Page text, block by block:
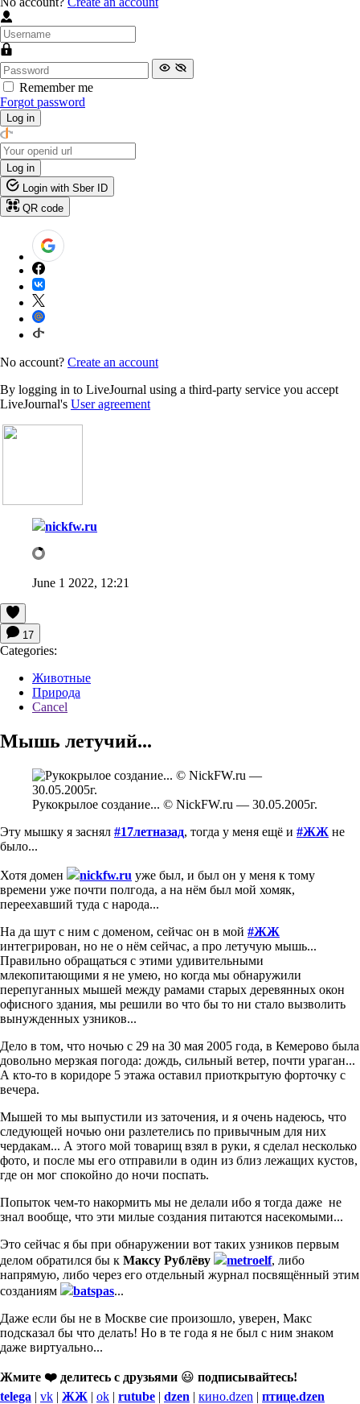
Remember me
Forgot password
Log in
Log in
Login with Sber ID
QR code
No account? Create an account
By logging in to LiveJournal using a third-party service you accept
LiveJournal's User agreement
nickfw.ru
June 1 2022, 12:21
17
Categories:
Животные
Природа
Cancel
Мышь летучий...
Рукокрылое создание... © NickFW.ru — 30.05.2005г.
Эту мышку я заснял #17летназад, тогда у меня ещё и #ЖЖ не
было...
Хотя домен nickfw.ru уже был, и был он у меня к тому
времени уже почти полгода, а на нём был мой хомяк,
переехавший туда с народа...
На да шут с ним с доменом, сейчас он в мой #ЖЖ
интегрирован, но не о нём сейчас, а про летучую мышь...
Правильно обращаться с этими удивительными
млекопитающими я не умею, но когда мы обнаружили
перепуганных мышей между рамами старых деревянных окон
офисного здания, мы решили во что бы то ни стало вызволить
вынужденных узников...
Дело в том, что ночью с 29 на 30 мая 2005 года, в Кемерово была
довольно мерзкая погода: дождь, сильный ветер, почти ураган...
А кто-то в коридоре 5 этажа оставил приоткрытую форточку с
вечера.
Мышей то мы выпустили из заточения, и я очень надеюсь, что
следующей ночью они разлетелись по привычным для них
чердакам... А этого мой товарищ взял в руки, я сделал несколько
фото, и после мы его отправили в один из близ лежащих кустов,
где он мог спокойно до ночи поспать.
Попыток чем-то накормить мы не делали ибо я тогда даже не
знал вообще, что эти милые создания питаются насекомыми...
Это сейчас я бы при обнаружении вот таких узников первым
делом обратился бы к Максу Рублёву metroelf, либо
напрямую, либо через его отдельный журнал посвящённый этим
созданиям
batspas...
Даже если бы не в Москве сие произошло, уверен, Макс
подсказал бы что делать! Но в те года я не был с ним знаком
даже виртуально...
Жмите ❤️ делитесь с друзьями 😃 подписывайтесь!
telega | vk | ЖЖ | ok | rutube | dzen | кино.dzen | птице.dzen